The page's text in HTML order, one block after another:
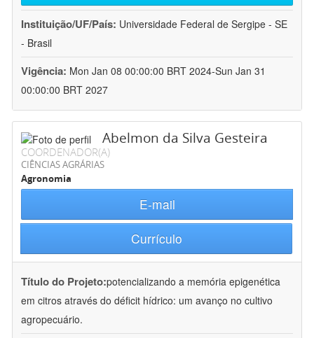
Instituição/UF/País: Universidade Federal de Sergipe - SE
- Brasil
Vigência: Mon Jan 08 00:00:00 BRT 2024-Sun Jan 31
00:00:00 BRT 2027
Abelmon da Silva Gesteira
COORDENADOR(A)
CIÊNCIAS AGRÁRIAS
Agronomia
E-mail
Currículo
Título do Projeto:potencializando a memória epigenética
em citros através do déficit hídrico: um avanço no cultivo
agropecuário.